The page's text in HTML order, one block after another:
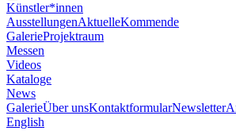
Künstler*innen
AusstellungenAktuelleKommende
GalerieProjektraum
Messen
Videos
Kataloge
News
GalerieÜber unsKontaktformularNewsletter
English